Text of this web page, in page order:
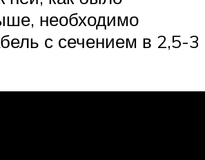
необходимо
с сечением в 2,5-3